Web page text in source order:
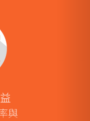
與